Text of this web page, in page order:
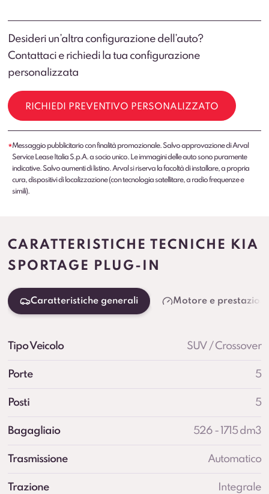
Desideri un’altra configurazione dell’auto?
Contattaci e richiedi la tua configurazione
personalizzata
RICHIEDI PREVENTIVO PERSONALIZZATO
*Messaggio pubblicitario con finalità promozionale. Salvo approvazione di Arval
Service Lease Italia S.p.A. a socio unico. Le immagini delle auto sono puramente
indicative. Salvo aumenti di listino. Arval si riserva la facoltà di installare, a propria
cura, dispositivi di localizzazione (con tecnologia satellitare, a radio frequenze e
simili).
CARATTERISTICHE TECNICHE KIA
SPORTAGE PLUG-IN
Caratteristiche generali Motore e prestazioni
Tipo Veicolo SUV / Crossover
Porte 5
Posti 5
Bagagliaio 526 - 1715 dm3
Trasmissione Automatico
Trazione Integrale